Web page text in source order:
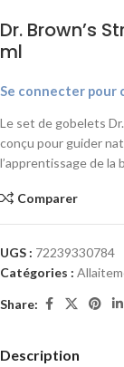
Dr. Brown’s
ml
Se connecter pour
Le set de gobelets
conçu pour guider
l’apprentissage de la
Comparer
UGS : 72239330784
Catégories :
Share:
Description